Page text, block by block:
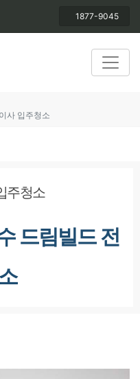
1877-9045
사 입주청소
주청소
드림빌드 전